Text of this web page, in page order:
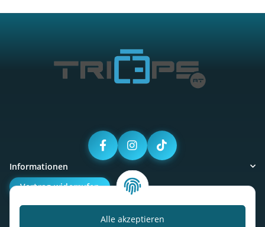
Alle akzeptieren
Informationen
Vertrag widerrufen